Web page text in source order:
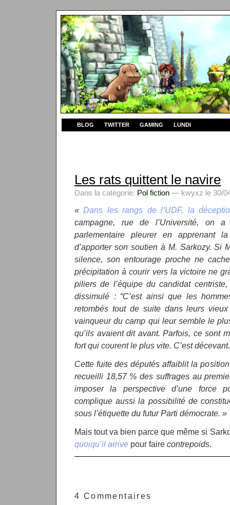
BLOG TWITTER GAMING LUNDI
Les rats quittent le navire
Dans la catégorie: Pol fiction — kwyxz le 30/
«Dans les rangs de l’UDF, la
campagne, rue de l’Université, on
parlementaire pleurer en apprenant
d’apporter son soutien à M. Sarkozy. Si
silence, son entourage proche ne
précipitation à courir vers la victoire ne
piliers de l’équipe du candidat
dissimulé : “C’est ainsi que les
retombés tout de suite dans leurs
vainqueur du camp qui leur semble le
qu’ils avaient dit avant. Parfois, ce sont
fort qui courent le plus vite. C’est
Cette fuite des députés affaiblit la
recueilli 18,57 % des suffrages au
imposer la perspective d’une force
complique aussi la possibilité de
sous l’étiquette du futur Parti démocrate. »
Mais tout va bien parce que même si
quoiqu’il arrive pour faire contrepoids.
4 Commentaires